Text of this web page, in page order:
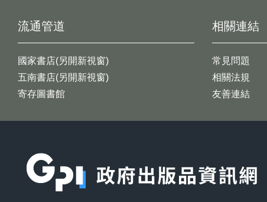
流通管道
國家書店(另開新視窗)
五南書店(另開新視窗)
寄存圖書館
相關連結
常見問題
相關法規
友善連結